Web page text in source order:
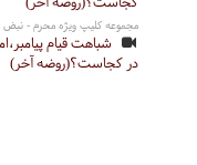
مجموعه کلیپ ویژه محرم -
شباهت قیام
در کجاست؟(روضه آخر)